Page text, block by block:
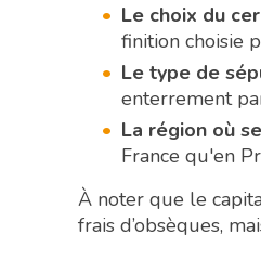
Le choix du
finition choisie
Le type de
enterrement
La région où
France qu'en
À noter que le
frais d’obsèques,